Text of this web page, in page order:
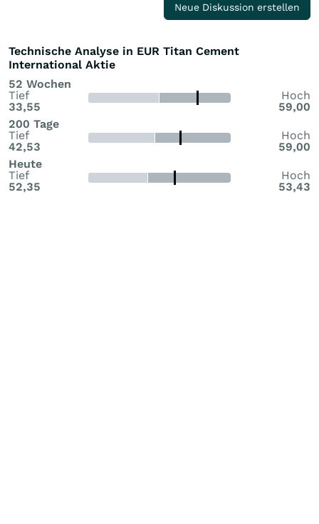
Neue Diskussion erstellen
Technische Analyse in EUR Titan Cement
International Aktie
52 Wochen
Tief
33,55
Hoch
59,00
200 Tage
Tief
42,53
Hoch
59,00
Heute
Tief
52,35
Hoch
53,43